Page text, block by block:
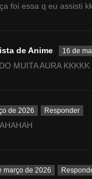
foi essa q eu assisti
de Anime 16 de
MUITA AURA KKKKK
de 2026 Responder
março de 2026